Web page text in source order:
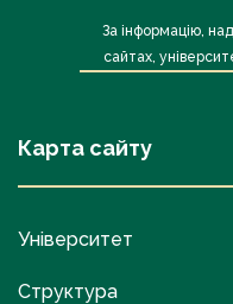
За інформацію,
сайтах,
Карта сайту
Університет
Структура